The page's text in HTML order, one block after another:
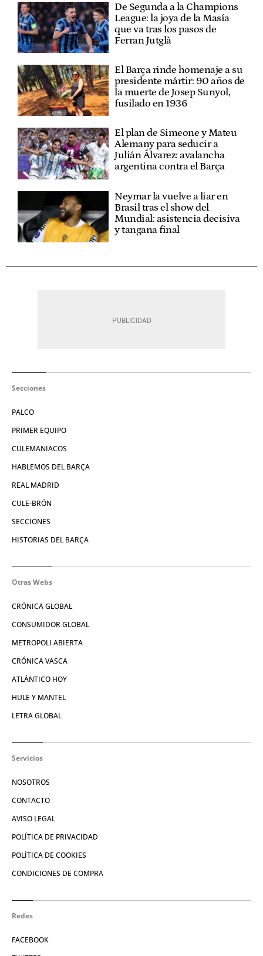
De Segunda a la Champions
League: la joya de la Masía
que va tras los pasos de
Ferran Jutglà
El Barça rinde homenaje a su
presidente mártir: 90 años de
la muerte de Josep Sunyol,
fusilado en 1936
El plan de Simeone y Mateu
Alemany para seducir a
Julián Álvarez: avalancha
argentina contra el Barça
Neymar la vuelve a liar en
Brasil tras el show del
Mundial: asistencia decisiva
y tangana final
Secciones
PALCO
PRIMER EQUIPO
CULEMANIACOS
HABLEMOS DEL BARÇA
REAL MADRID
CULE-BRÓN
SECCIONES
HISTORIAS DEL BARÇA
Otras Webs
CRÓNICA GLOBAL
CONSUMIDOR GLOBAL
METROPOLI ABIERTA
CRÓNICA VASCA
ATLÁNTICO HOY
HULE Y MANTEL
LETRA GLOBAL
Servicios
NOSOTROS
CONTACTO
AVISO LEGAL
POLÍTICA DE PRIVACIDAD
POLÍTICA DE COOKIES
CONDICIONES DE COMPRA
Redes
FACEBOOK